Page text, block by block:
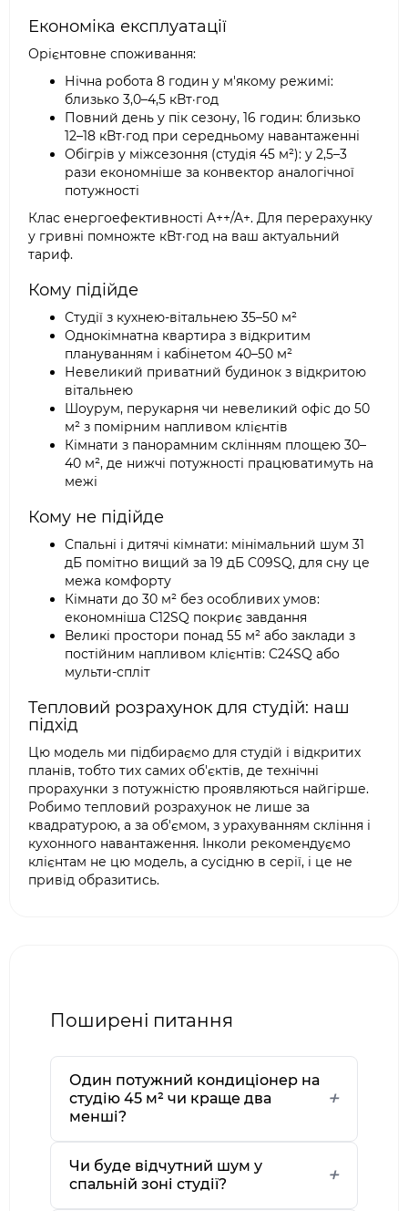
Економіка експлуатації
Орієнтовне споживання:
Нічна робота 8 годин у м'якому режимі:
близько 3,0–4,5 кВт·год
Повний день у пік сезону, 16 годин: близько
12–18 кВт·год при середньому навантаженні
Обігрів у міжсезоння (студія 45 м²): у 2,5–3
рази економніше за конвектор аналогічної
потужності
Клас енергоефективності A++/A+. Для перерахунку
у гривні помножте кВт·год на ваш актуальний
тариф.
Кому підійде
Студії з кухнею-вітальнею 35–50 м²
Однокімнатна квартира з відкритим
плануванням і кабінетом 40–50 м²
Невеликий приватний будинок з відкритою
вітальнею
Шоурум, перукарня чи невеликий офіс до 50
м² з помірним напливом клієнтів
Кімнати з панорамним склінням площею 30–
40 м², де нижчі потужності працюватимуть на
межі
Кому не підійде
Спальні і дитячі кімнати: мінімальний шум 31
дБ помітно вищий за 19 дБ C09SQ, для сну це
межа комфорту
Кімнати до 30 м² без особливих умов:
економніша C12SQ покриє завдання
Великі простори понад 55 м² або заклади з
постійним напливом клієнтів: C24SQ або
мульти-спліт
Тепловий розрахунок для студій: наш
підхід
Цю модель ми підбираємо для студій і відкритих
планів, тобто тих самих об'єктів, де технічні
прорахунки з потужністю проявляються найгірше.
Робимо тепловий розрахунок не лише за
квадратурою, а за об'ємом, з урахуванням скління і
кухонного навантаження. Інколи рекомендуємо
клієнтам не цю модель, а сусідню в серії, і це не
привід образитись.
Поширені питання
Один потужний кондиціонер на
студію 45 м² чи краще два
менші?
Чи буде відчутний шум у
спальній зоні студії?